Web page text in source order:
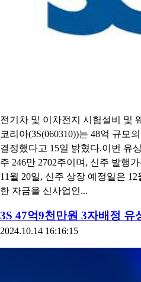
전기차 및 이차전지 시험설비 및
코리아(3S(060310))는 48억 규모
결정했다고 15일 밝혔다.이번 유
주 246만 2702주이며, 신주 발행
11월 20일, 신주 상장 예정일은
한 자금을 신사업인...
3S 47억9천만원 3자배정 유
2024.10.14 16:16:15